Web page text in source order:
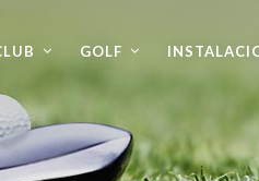
GOLF